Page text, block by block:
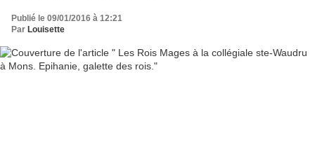
Publié le 09/01/2016 à 12:21
Par Louisette